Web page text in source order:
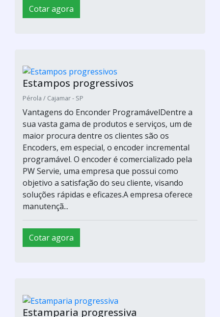
impressão
Alprinters Soluções em Impressão / Diadema - SP
Vantagens do Enconder ProgramávelDentre a
sua vasta gama de produtos e serviços, um de
maior procura dentre os clientes são os
Encoders, em especial, o encoder incremental
programável. O encoder é comercializado pela
PW Servie, uma empresa que possui como
objetivo a satisfação do seu cliente, visando
soluções rápidas e eficazes.A empresa oferece
manutençã...
Cotar agora
Estampo progressivo
TESSIN INDUSTRIA / Suzano - SP